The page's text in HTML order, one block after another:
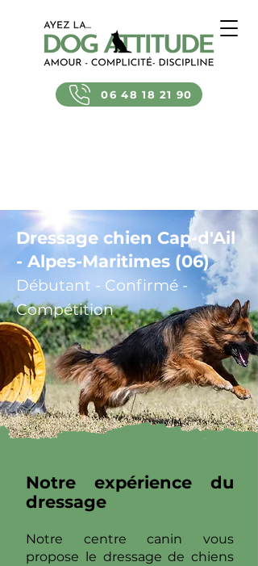
06 48 18 21 90
Dressage chien Cap-d'Ail
- Alpes-Maritimes (06)
Débutant - Confirmé -
Compétition
Notre expérience du
dressage
Notre centre canin vous
propose le dressage de chiens